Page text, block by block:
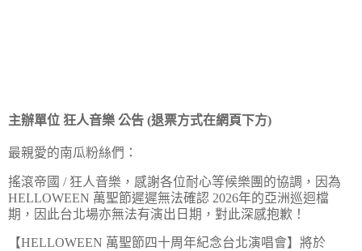
主辦單位 狂人音樂 公告 (退票方式在網頁下方)
最親愛的南瓜粉絲們：
搖滾帝國 / 狂人音樂，感謝各位耐心等候樂團的協調，因為
HELLOWEEN 萬聖節遲遲無法確認 2026年的亞洲巡迴檔
期，因此台北場亦無法有演出日期，對此深感抱歉！
【HELLOWEEN 萬聖節四十周年紀念台北演唱會】將於